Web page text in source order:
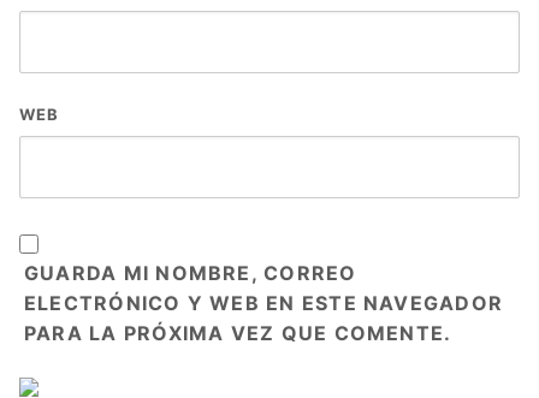
WEB
GUARDA MI NOMBRE, CORREO
ELECTRÓNICO Y WEB EN ESTE NAVEGADOR
PARA LA PRÓXIMA VEZ QUE COMENTE.